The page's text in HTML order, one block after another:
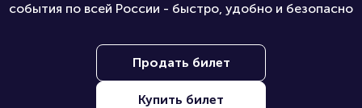
события по всей России - быстро, удобно и безопасно
Продать билет
Купить билет